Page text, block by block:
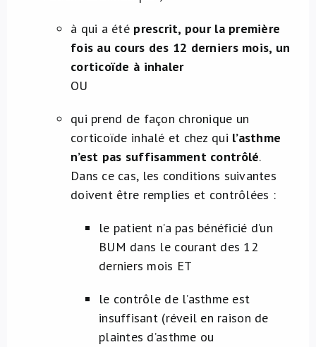
à qui a été prescrit, pour la première
fois au cours des 12 derniers mois, un
corticoïde à inhaler
OU
qui prend de façon chronique un
corticoïde inhalé et chez qui l’asthme
n’est pas suffisamment contrôlé.
Dans ce cas, les conditions suivantes
doivent être remplies et contrôlées :
le patient n’a pas bénéficié d’un
BUM dans le courant des 12
derniers mois ET
le contrôle de l’asthme est
insuffisant (réveil en raison de
plaintes d’asthme ou